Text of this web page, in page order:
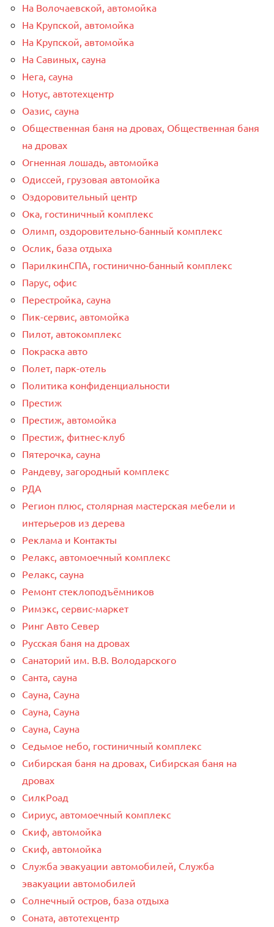
На Волочаевской, автомойка
На Крупской, автомойка
На Крупской, автомойка
На Савиных, сауна
Нега, сауна
Нотус, автотехцентр
Оазис, сауна
Общественная баня на дровах, Общественная баня
на дровах
Огненная лошадь, автомойка
Одиссей, грузовая автомойка
Оздоровительный центр
Ока, гостиничный комплекс
Олимп, оздоровительно-банный комплекс
Ослик, база отдыха
ПарилкинСПА, гостинично-банный комплекс
Парус, офис
Перестройка, сауна
Пик-сервис, автомойка
Пилот, автокомплекс
Покраска авто
Полет, парк-отель
Политика конфиденциальности
Престиж
Престиж, автомойка
Престиж, фитнес-клуб
Пятерочка, сауна
Рандеву, загородный комплекс
РДА
Регион плюс, столярная мастерская мебели и
интерьеров из дерева
Реклама и Контакты
Релакс, автомоечный комплекс
Релакс, сауна
Ремонт стеклоподъёмников
Римэкс, сервис-маркет
Ринг Авто Север
Русская баня на дровах
Санаторий им. В.В. Володарского
Санта, сауна
Сауна, Сауна
Сауна, Сауна
Сауна, Сауна
Седьмое небо, гостиничный комплекс
Сибирская баня на дровах, Сибирская баня на
дровах
СилкРоад
Сириус, автомоечный комплекс
Скиф, автомойка
Скиф, автомойка
Служба эвакуации автомобилей, Служба
эвакуации автомобилей
Солнечный остров, база отдыха
Соната, автотехцентр